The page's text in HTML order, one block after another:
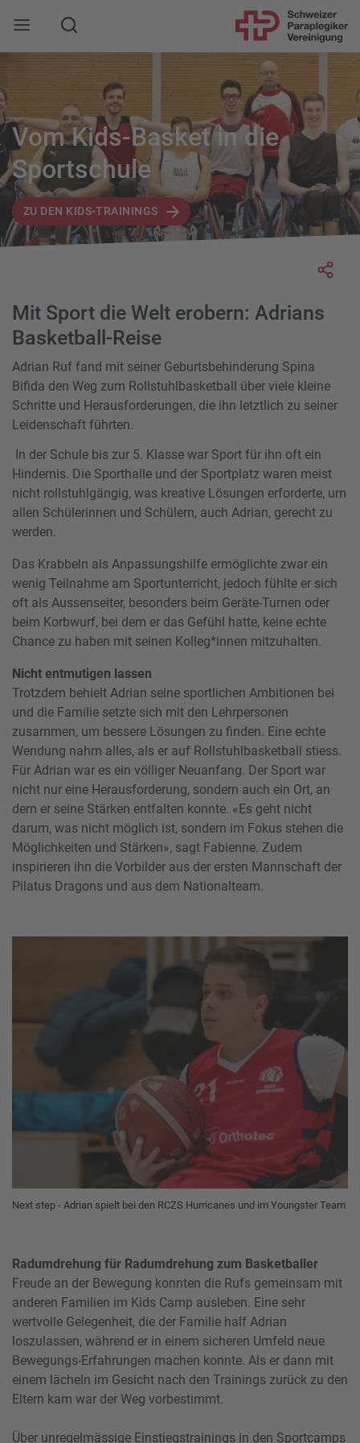
Mobile Navigation öffnen
Suche
Vom Kids-Basket in die
Sportschule
ZU DEN KIDS-TRAININGS
Mit Sport die Welt erobern: Adrians
Basketball-Reise
Adrian Ruf fand mit seiner Geburtsbehinderung Spina
Bifida den Weg zum Rollstuhlbasketball über viele kleine
Schritte und Herausforderungen, die ihn letztlich zu seiner
Leidenschaft führten.
In der Schule bis zur 5. Klasse war Sport für ihn oft ein
Hindernis. Die Sporthalle und der Sportplatz waren meist
nicht rollstuhlgängig, was kreative Lösungen erforderte, um
allen Schülerinnen und Schülern, auch Adrian, gerecht zu
werden.
Das Krabbeln als Anpassungshilfe ermöglichte zwar ein
wenig Teilnahme am Sportunterricht, jedoch fühlte er sich
oft als Aussenseiter, besonders beim Geräte-Turnen oder
beim Korbwurf, bei dem er das Gefühl hatte, keine echte
Chance zu haben mit seinen Kolleg*innen mitzuhalten.
Nicht entmutigen lassen
Trotzdem behielt Adrian seine sportlichen Ambitionen bei
und die Familie setzte sich mit den Lehrpersonen
zusammen, um bessere Lösungen zu finden. Eine echte
Wendung nahm alles, als er auf Rollstuhlbasketball stiess.
Für Adrian war es ein völliger Neuanfang. Der Sport war
nicht nur eine Herausforderung, sondern auch ein Ort, an
dem er seine Stärken entfalten konnte. «Es geht nicht
darum, was nicht möglich ist, sondern im Fokus stehen die
Möglichkeiten und Stärken», sagt Fabienne. Zudem
inspirieren ihn die Vorbilder aus der ersten Mannschaft der
Pilatus Dragons und aus dem Nationalteam.
Next step - Adrian spielt bei den RCZS Hurricanes und im Youngster Team
Radumdrehung für Radumdrehung zum Basketballer
Freude an der Bewegung konnten die Rufs gemeinsam mit
anderen Familien im Kids Camp ausleben. Eine sehr
wertvolle Gelegenheit, die der Familie half Adrian
loszulassen, während er in einem sicheren Umfeld neue
Bewegungs-Erfahrungen machen konnte. Als er dann mit
einem lächeln im Gesicht nach den Trainings zurück zu den
Eltern kam war der Weg vorbestimmt.
Über unregelmässige Einstiegstrainings in den Sportcamps